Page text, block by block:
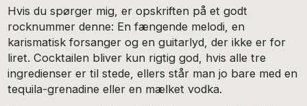
Hvis du spørger mig, er opskriften på et godt
rocknummer denne: En fængende melodi, en
karismatisk forsanger og en guitarlyd, der ikke er for
liret. Cocktailen bliver kun rigtig god, hvis alle tre
ingredienser er til stede, ellers står man jo bare med en
tequila-grenadine eller en mælket vodka.